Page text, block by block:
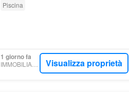
Piscina
1 giorno fa
IMMOBILIARE.IT Visualizza proprietà